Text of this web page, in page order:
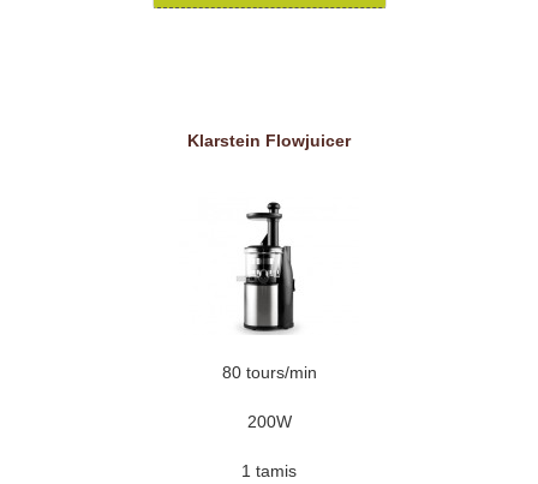
Klarstein Flowjuicer
80 tours/min
200W
1 tamis